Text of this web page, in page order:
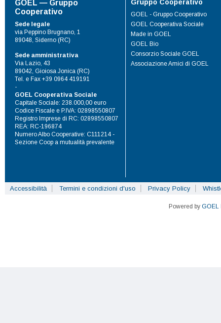
GOEL — Gruppo
Cooperativo
Sede legale
via Peppino Brugnano, 1
89048, Siderno (RC)
Sede amministrativa
Via Lazio, 43
89042, Gioiosa Jonica (RC)
Tel. e Fax +39 0964 419191
-
GOEL Cooperativa Sociale
Capitale Sociale: 238.000,00 euro
Codice Fiscale e P.IVA: 02898550807
Registro Imprese di RC: 02898550807
REA: RC-196874
Numero Albo Cooperative: C111214 -
Sezione Coop a mutualità prevalente
Gruppo Cooperativo
GOEL - Gruppo Cooperativo
GOEL Cooperativa Sociale
Made in GOEL
GOEL Bio
Consorzio Sociale GOEL
Associazione Amici di GOEL
Accessibilità Termini e condizioni d'uso Privacy Policy
Powered by GOEL